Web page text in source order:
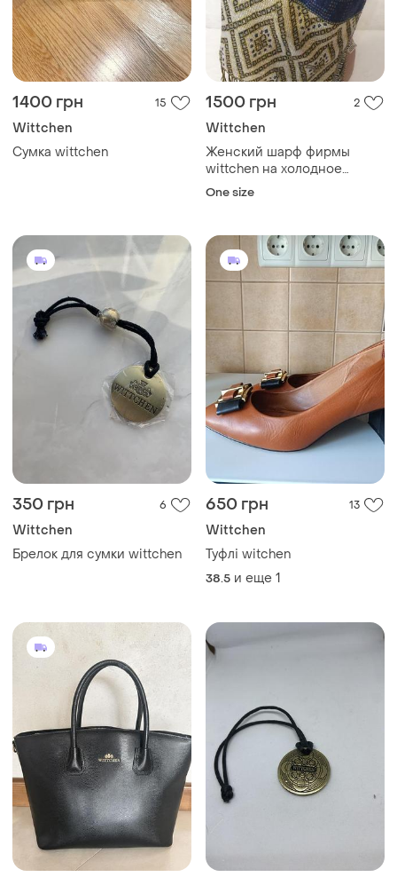
1400 грн 15
Wittchen
Сумка wittchen
1500 грн 2
Wittchen
Женский шарф фирмы
wittchen на холодное
время года синий
One size
350 грн 6
Wittchen
Брелок для сумки wittchen
650 грн 13
Wittchen
Туфлі witchen
38.5 и еще 1